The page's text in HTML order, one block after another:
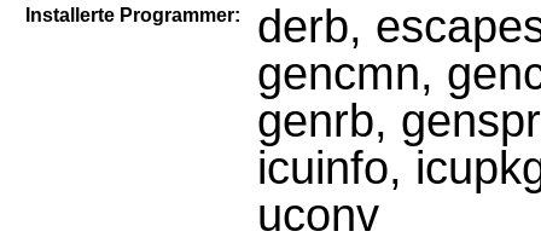
Installerte Programmer:
derb,
gencmn,
genrb,
icuinfo,
uconv